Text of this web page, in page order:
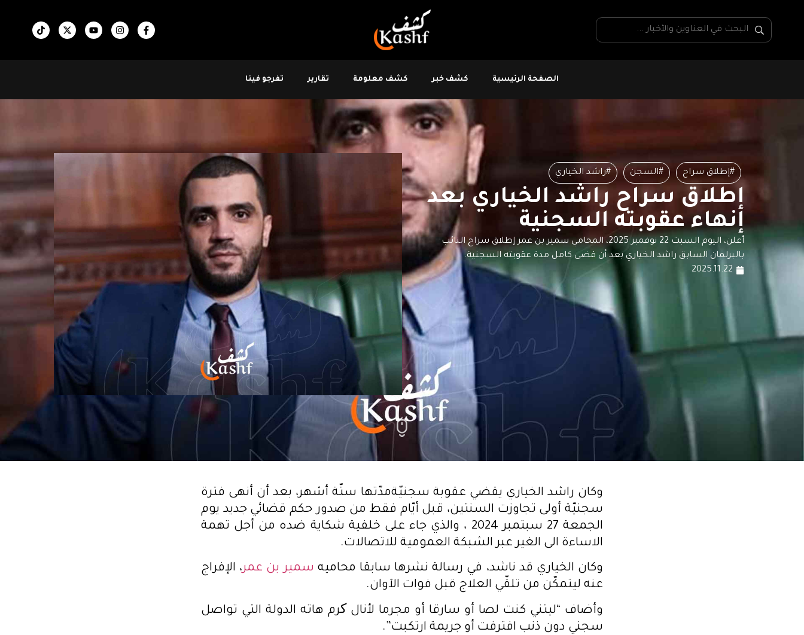
الصفحة الرئيسية كشف خبر كشف معلومة تقارير تفرجو فينا
#إطلاق سراح #السجن #راشد الخياري
إطلاق سراح راشد الخياري بعد
إنهاء عقوبته السجنية
أعلن، اليوم السبت 22 نوفمبر 2025، المحامي سمير بن عمر إطلاق سراح النائب
بالبرلمان السابق راشد الخياري بعد أن قضى كامل مدة عقوبته السجنية.
2025.11.22
وكان راشد الخياري يقضي عقوبة سجنيّةمدّتها ستّة أشهر، بعد أن أنهى فترة
سجنيّة أولى تجاوزت السنتين، قبل أيّام فقط من صدور حكم قضائي جديد يوم
الجمعة 27 سبتمبر 2024 ، والذي جاء على خلفية شكاية ضده من أجل تهمة
الاساءة الى الغير عبر الشبكة العمومية للاتصالات.
وكان الخياري قد ناشد، في رسالة نشرها سابقا محاميه سمير بن عمر، الإفراج
عنه ليتمكّن من تلقّي العلاج قبل فوات الآوان.
وأضاف “ليتني كنت لصا أو سارقا أو مجرما لأنال کرم هاته الدولة التي تواصل
سجني دون ذنب افترفت أو جريمة ارتكبت”.